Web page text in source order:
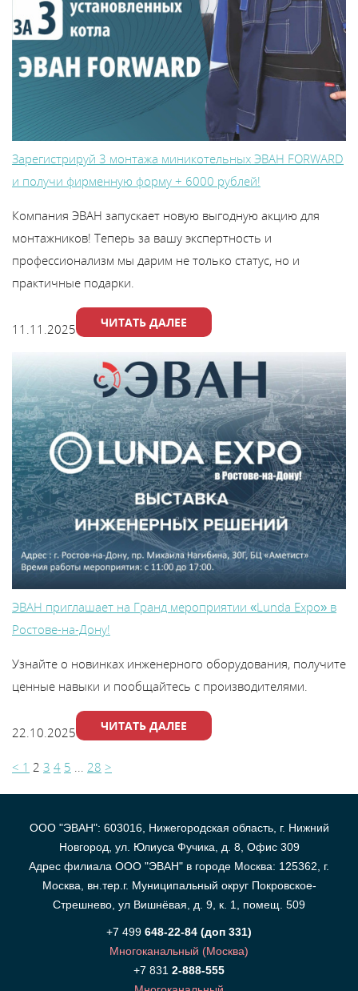
Зарегистрируй 3 монтажа миникотельных ЭВАН FORWARD
и получи фирменную форму + 6000 рублей!
Компания ЭВАН запускает новую выгодную акцию для
монтажников! Теперь за вашу экспертность и
профессионализм мы дарим не только статус, но и
практичные подарки.
11.11.2025 ЧИТАТЬ ДАЛЕЕ
ЭВАН приглашает на Гранд мероприятии «Lunda Expo» в
Ростове-на-Дону!
Узнайте о новинках инженерного оборудования, получите
ценные навыки и пообщайтесь с производителями.
22.10.2025 ЧИТАТЬ ДАЛЕЕ
< 1 2 3 4 5 28 >
ООО "ЭВАН": 603016, Нижегородская область, г. Нижний
Новгород, ул. Юлиуса Фучика, д. 8, Офис 309
Адрес филиала ООО "ЭВАН" в городе Москва: 125362, г.
Москва, вн.тер.г. Муниципальный округ Покровское-
Стрешнево, ул Вишнёвая, д. 9, к. 1, помещ. 509
+7 499 648-22-84 (доп 331)
Многоканальный (Москва)
+7 831 2-888-555